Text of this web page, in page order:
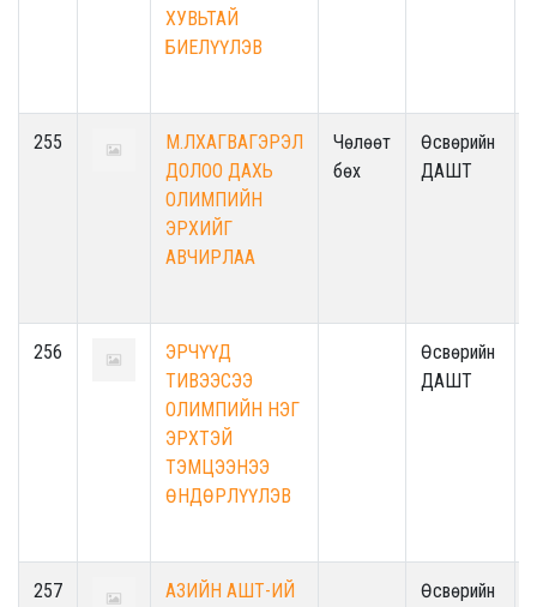
ХУВЬТАЙ
БИЕЛҮҮЛЭВ
255
М.ЛХАГВАГЭРЭЛ
ДОЛОО ДАХЬ
ОЛИМПИЙН
ЭРХИЙГ
АВЧИРЛАА
Чөлөөт
бөх
Өсвөрийн
ДАШТ
256
ЭРЧҮҮД
ТИВЭЭСЭЭ
ОЛИМПИЙН НЭГ
ЭРХТЭЙ
ТЭМЦЭЭНЭЭ
ӨНДӨРЛҮҮЛЭВ
Өсвөрийн
ДАШТ
257
АЗИЙН АШТ-ИЙ
Өсвөрийн